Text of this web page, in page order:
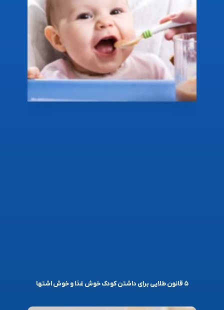
۵ قانون طلایی برای داشتن کودک خوش غذا و خوش اشتها